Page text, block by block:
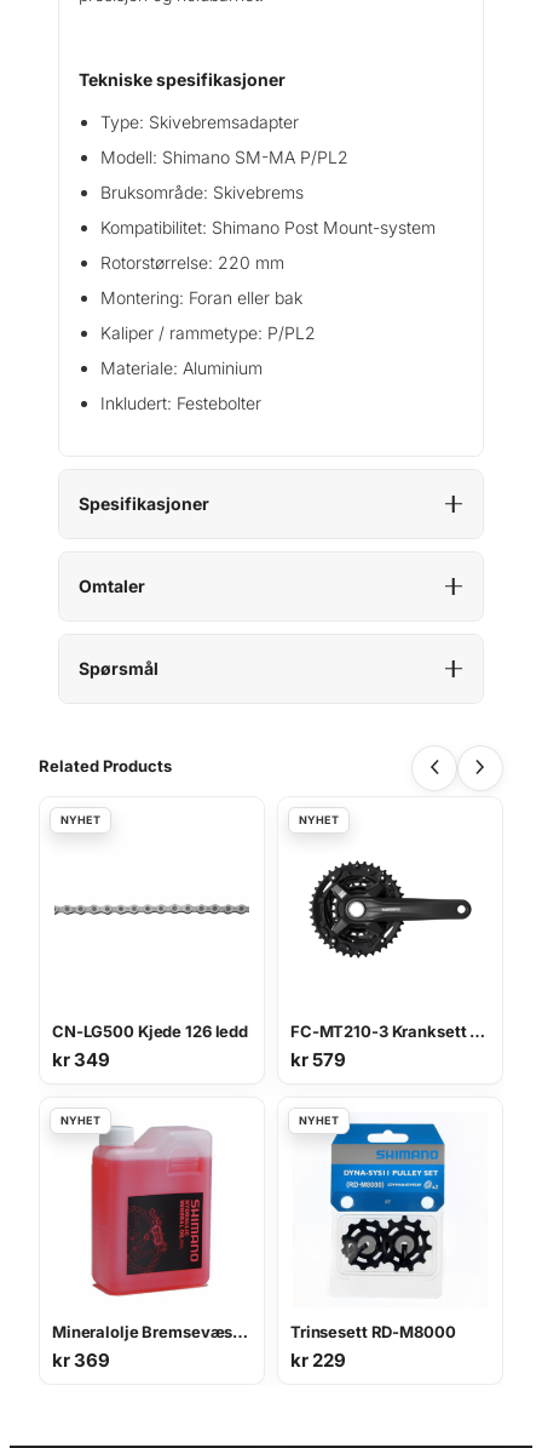
Tekniske spesifikasjoner
Type: Skivebremsadapter
Modell: Shimano SM-MA P/PL2
Bruksområde: Skivebrems
Kompatibilitet: Shimano Post Mount-system
Rotorstørrelse: 220 mm
Montering: Foran eller bak
Kaliper / rammetype: P/PL2
Materiale: Aluminium
Inkludert: Festebolter
Spesifikasjoner
Omtaler
Spørsmål
Related Products
CN-LG500 Kjede 126 ledd
kr349
FC-MT210-3 Kranksett 40-30-22T 175 mm
kr579
Mineralolje Bremsevæske 1L
kr369
Trinsesett RD-M8000
kr229